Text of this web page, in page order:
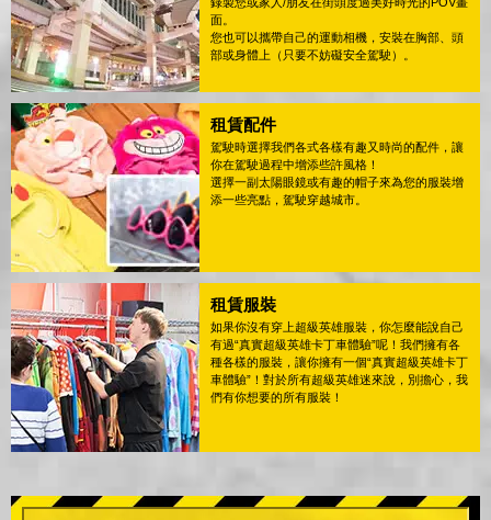
面。
您也可以攜帶自己的運動相機，安裝在胸部、頭
部或身體上（只要不妨礙安全駕駛）。
租賃配件
駕駛時選擇我們各式各樣有趣又時尚的配件，讓
你在駕駛過程中增添些許風格！
選擇一副太陽眼鏡或有趣的帽子來為您的服裝增
添一些亮點，駕駛穿越城市。
租賃服裝
如果你沒有穿上超級英雄服裝，你怎麼能說自己
有過“真實超級英雄卡丁車體驗”呢！我們擁有各
種各樣的服裝，讓你擁有一個“真實超級英雄卡丁
車體驗”！對於所有超級英雄迷來說，別擔心，我
們有你想要的所有服裝！